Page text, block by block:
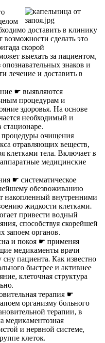
доставить в клинику
возможности сделать это
скорой
выехать за пациентом,
знаков и
лечение и доставить в
☛ выявляются
процедурам и
здоровья. На основе
необходимый и
стационаре.
очищения
отравляющих веществ,
клетками тела. Включает в
медицинские
☛ систематическое
обезвоживанию
накопленный внутренними
жидкости клетками.
привести водный
способствуя скорейшей
запоем органов.
и покоя ☛ применяя
медикаменты врачи
пациента. Как известно
быстрее и активнее
клеточная структура
терапия ☛
организму больного
терапии, в
медикаментозная
и нервной системе,
клеток.